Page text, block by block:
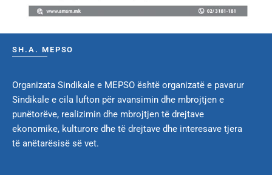
SH.A. MEPSO
Organizata Sindikale e MEPSO është organizatë e pavarur
Sindikale e cila lufton për avansimin dhe mbrojtjen e
punëtorëve, realizimin dhe mbrojtjen të drejtave
ekonomike, kulturore dhe të drejtave dhe interesave tjera
të anëtarësisë së vet.